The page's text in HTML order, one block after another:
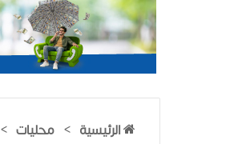
الرئيسية > محليات >